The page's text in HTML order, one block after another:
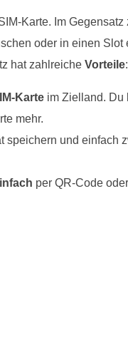
Karte. Im
oder in einen
hat zahlreiche Vorteile:
Karte im Zielland. Du
mehr.
speichern und einfach
per QR-Code